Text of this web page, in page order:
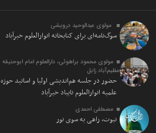
مولوی عبدالوحید درویشی
سوگ‌نامه‌ای برای کتابخانه انوارالعلوم خیرآباد
مولوی محمود براهوئی، دارالعلوم امام ابوحنیفه
عظیم‌آباد زابل
حضور در جلسه هم‌اندیشی اولیا و اساتید حوزه
علمیه انوارالعلوم تایباد خیرآباد
مصطفی احمدی
نبوت، راهی به سوی نور